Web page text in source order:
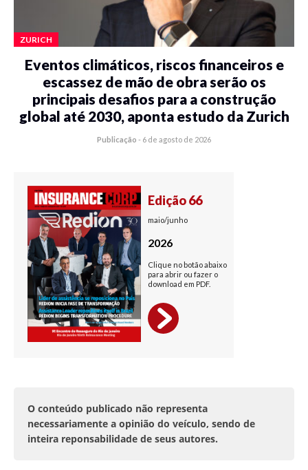
ZURICH
Eventos climáticos, riscos financeiros e
escassez de mão de obra serão os
principais desafios para a construção
global até 2030, aponta estudo da Zurich
Publicação - 6 de agosto de 2026
O conteúdo publicado não representa
necessariamente a opinião do veículo, sendo de
inteira reponsabilidade de seus autores.